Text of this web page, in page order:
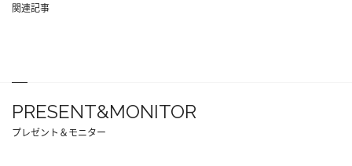
関連記事
PRESENT&MONITOR
プレゼント＆モニター